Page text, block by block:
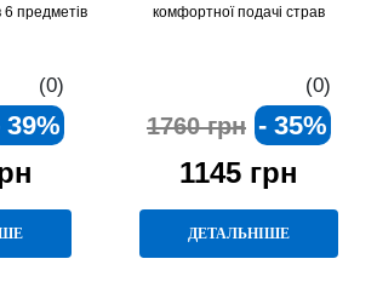
6 предметів
(0)
39%
комфортної подачі страв
(0)
1760 грн - 35%
1145 грн
ДЕТАЛЬНІШЕ